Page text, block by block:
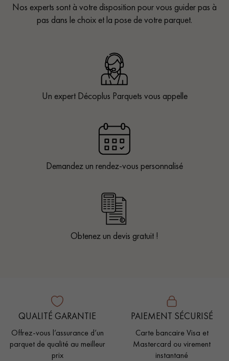
Nos experts sont à votre disposition pour vous guider pas à
pas dans le choix et la pose de votre parquet.
Un expert Décoplus Parquets vous appelle
Demandez un rendez-vous personnalisé
Obtenez un devis gratuit !
QUALITÉ GARANTIE
Offrez-vous l’assurance d’un
parquet de qualité au meilleur
prix
PAIEMENT SÉCURISÉ
Carte bancaire Visa et
Mastercard ou virement
instantané